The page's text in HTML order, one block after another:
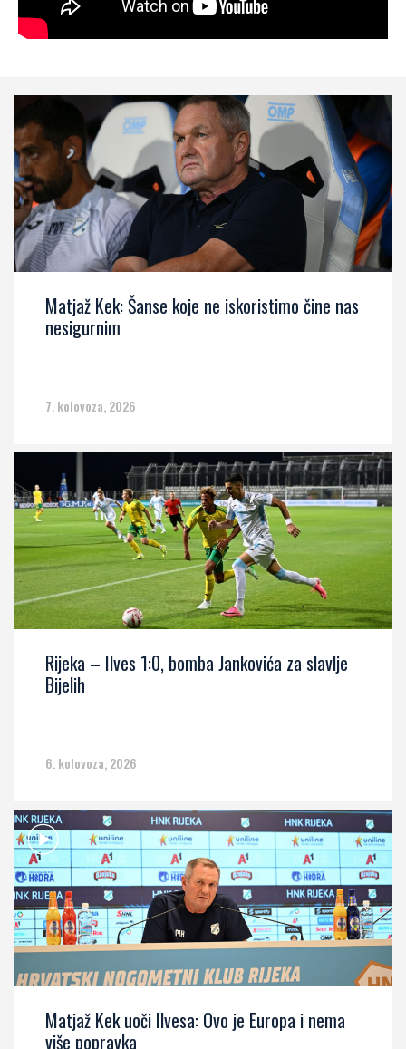
Matjaž Kek: Šanse koje ne iskoristimo čine nas
nesigurnim
7. kolovoza, 2026
Rijeka – Ilves 1:0, bomba Jankovića za slavlje
Bijelih
6. kolovoza, 2026
Matjaž Kek uoči Ilvesa: Ovo je Europa i nema
više popravka